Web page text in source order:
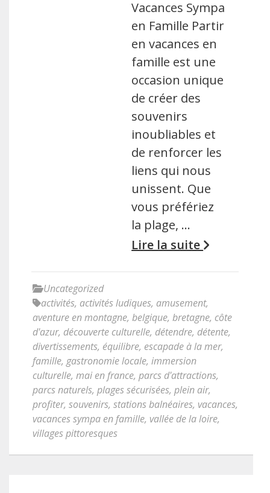
Vacances Sympa
en Famille Partir
en vacances en
famille est une
occasion unique
de créer des
souvenirs
inoubliables et
de renforcer les
liens qui nous
unissent. Que
vous préfériez
la plage, …
Lire la suite
Uncategorized
activités, activités ludiques, amusement,
aventure en montagne, belgique, bretagne, côte
d'azur, découverte culturelle, détendre, détente,
divertissements, équilibre, escapade à la mer,
famille, gastronomie locale, immersion
culturelle, mai en france, parcs d'attractions,
parcs naturels, plages sécurisées, plein air,
profiter, souvenirs, stations balnéaires, vacances,
vacances sympa en famille, vallée de la loire,
villages pittoresques